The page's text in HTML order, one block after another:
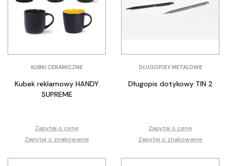
KUBKI CERAMICZNE
Kubek reklamowy HANDY
SUPREME
Zapytaj o cenę
Zapytaj o znakowanie
DŁUGOPISY METALOWE
Długopis dotykowy TIN 2
Zapytaj o cenę
Zapytaj o znakowanie